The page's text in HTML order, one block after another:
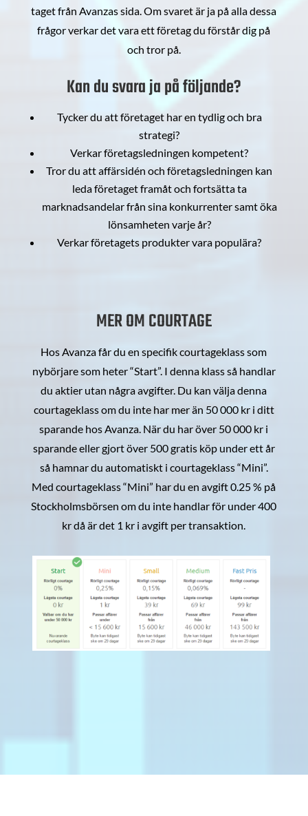
taget från Avanzas sida. Om svaret är ja på alla dessa
frågor verkar det vara ett företag du förstår dig på
och tror på.
Kan du svara ja på följande?
Tycker du att företaget har en tydlig och bra
strategi?
Verkar företagsledningen kompetent?
Tror du att affärsidén och företagsledningen kan
leda företaget framåt och fortsätta ta
marknadsandelar från sina konkurrenter samt öka
lönsamheten varje år?
Verkar företagets produkter vara populära?
MER OM COURTAGE
Hos Avanza får du en specifik courtageklass som
nybörjare som heter “Start”. I denna klass så handlar
du aktier utan några avgifter. Du kan välja denna
courtageklass om du inte har mer än 50 000 kr i ditt
sparande hos Avanza. När du har över 50 000 kr i
sparande eller gjort över 500 gratis köp under ett år
så hamnar du automatiskt i courtageklass “Mini”.
Med courtageklass “Mini” har du en avgift 0.25 % på
Stockholmsbörsen om du inte handlar för under 400
kr då är det 1 kr i avgift per transaktion.